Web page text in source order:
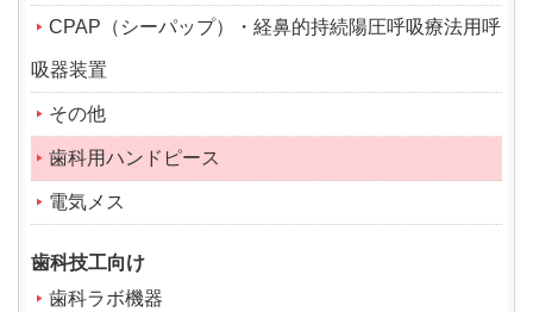
CPAP（シーパップ）・経鼻的持続陽圧呼吸療法用呼
吸器装置
その他
歯科用ハンドピース
電気メス
歯科技工向け
歯科ラボ機器